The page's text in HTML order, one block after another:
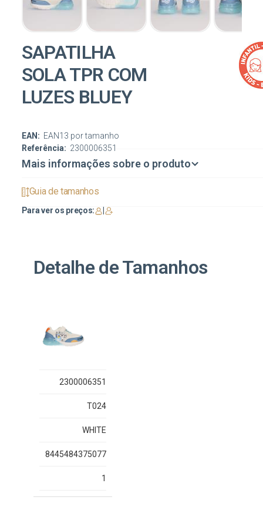
SAPATILHA
SOLA TPR COM
LUZES BLUEY
Referência: 2300006351
EAN: EAN13 por tamanho
Mais informações sobre o produto
Guia de tamanhos
Para ver os preços:
Detalhe de Tamanhos
2300006351
T024
WHITE
8445484375077
1